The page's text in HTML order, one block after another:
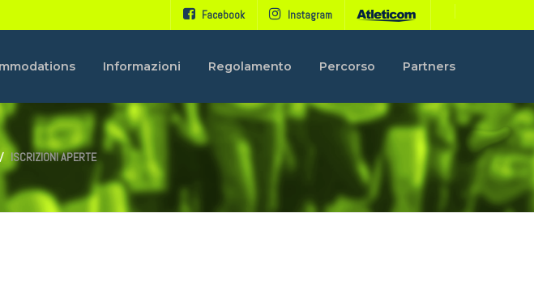
Facebook Instagram
Informazioni Regolamento Percorso Partners
ISCRIZIONI APERTE